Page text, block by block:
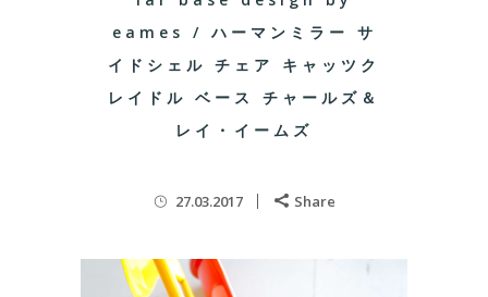
eames / ハーマンミラー サ
イドシェル チェア キャッツク
レイドル ベース チャールズ＆
レイ・イームズ
27.03.2017 Share